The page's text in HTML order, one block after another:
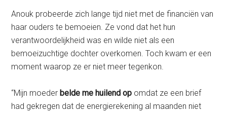
Anouk probeerde zich lange tijd niet met de financiën van
haar ouders te bemoeien. Ze vond dat het hun
verantwoordelijkheid was en wilde niet als een
bemoeizuchtige dochter overkomen. Toch kwam er een
moment waarop ze er niet meer tegenkon.
“Mijn moederbelde me huilend op omdat ze een brief
had gekregen dat de energierekening al maanden niet